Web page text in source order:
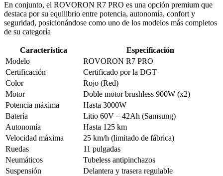
En conjunto, el ROVORON R7 PRO es una opción premium que
destaca por su equilibrio entre potencia, autonomía, confort y
seguridad, posicionándose como uno de los modelos más completos
de su categoría
Característica
Especificación
Modelo
ROVORON R7 PRO
Certificación
Certificado por la DGT
Color
Rojo (Red)
Motor
Doble motor brushless 900W (x2)
Potencia máxima
Hasta 3000W
Batería
Litio 60V – 42Ah (Samsung)
Autonomía
Hasta 125 km
Velocidad máxima
25 km/h (limitado de fábrica)
Ruedas
11 pulgadas
Neumáticos
Tubeless antipinchazos
Suspensión
Delantera y trasera regulable